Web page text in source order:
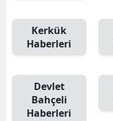
Kerkük
Haberleri
Devlet
Bahçeli
Haberleri